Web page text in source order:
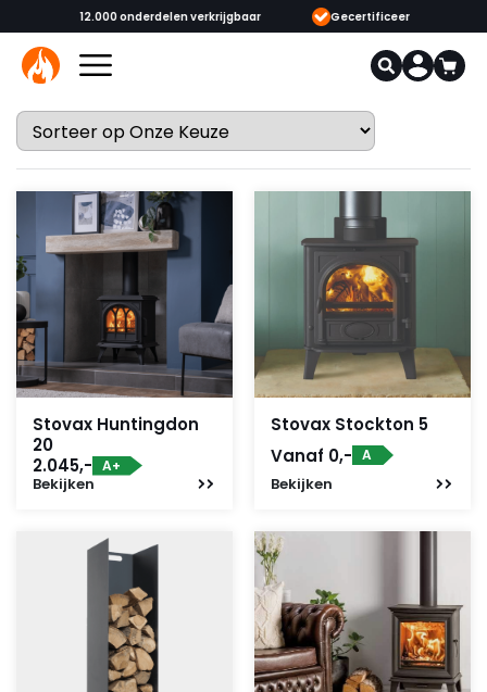
Gecertificeerde opgeleide adviseurs & monteurs
Stovax Huntingdon
20
2.045,- A+
Bekijken
Stovax Stockton 5
Vanaf 0,- A
Bekijken